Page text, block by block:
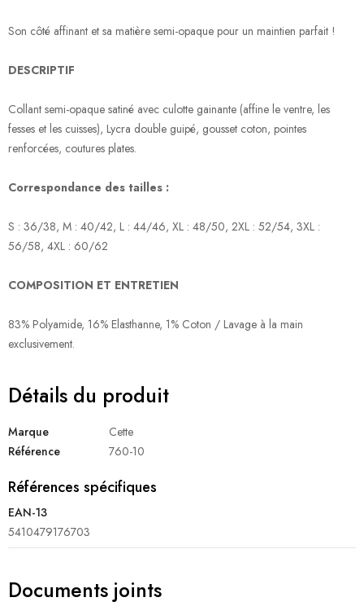
Son côté affinant et sa matière semi-opaque pour un maintien parfait !
DESCRIPTIF
Collant semi-opaque satiné avec culotte gainante (affine le ventre, les
fesses et les cuisses), Lycra double guipé, gousset coton, pointes
renforcées, coutures plates.
Correspondance des tailles :
S : 36/38, M : 40/42, L : 44/46, XL : 48/50, 2XL : 52/54, 3XL :
56/58, 4XL : 60/62
COMPOSITION ET ENTRETIEN
83% Polyamide, 16% Elasthanne, 1% Coton / Lavage à la main
exclusivement.
Détails du produit
Marque
Cette
Référence
760-10
Références spécifiques
EAN-13
5410479176703
Documents joints